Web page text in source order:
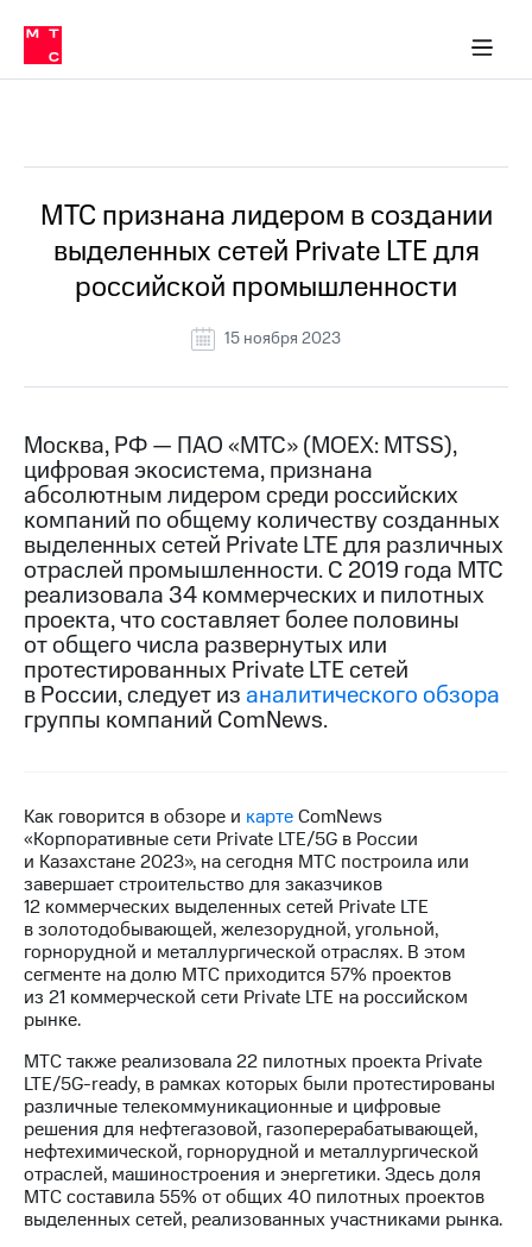
Медиа-центр
и акционерам
Устойчивое развитие
Комплаенс и деловая этика
компании
Карьера
История
компании
Руководство
информация
Контакты
Медиа-центр
Пресс-
релизы
МТС
о технологиях
Достижения
Интервью
Финансовая
Пригласить
спикера
и акционерам
Корпоративное
управление
Корпоративный
информации
Информация
акционерам
Документы
ПАО
"МТС"
Собрания
акционеров
в МТС
Пресс-
релизы
МТС
о технологиях
МТС признана лидером в создании
выделенных сетей Private LTE для
российской промышленности
15 ноября 2023
Москва, РФ — ПАО «МТС» (MOEX: MTSS),
цифровая экосистема, признана
абсолютным лидером среди российских
компаний по общему количеству созданных
выделенных сетей Private LTE для различных
отраслей промышленности. С 2019 года МТС
реализовала 34 коммерческих и пилотных
проекта, что составляет более половины
от общего числа развернутых или
протестированных Private LTE сетей
в России, следует из аналитического обзора
группы компаний ComNews.
Как говорится в обзоре и картеComNews
«Корпоративные сети Private LTE/5G в России
и Казахстане 2023», на сегодня МТС построила или
завершает строительство для заказчиков
12 коммерческих выделенных сетей Private LTE
в золотодобывающей, железорудной, угольной,
горнорудной и металлургической отраслях. В этом
сегменте на долю МТС приходится 57% проектов
из 21 коммерческой сети Private LTE на российском
рынке.
МТС также реализовала 22 пилотных проекта Private
LTE/5G-ready, в рамках которых были протестированы
различные телекоммуникационные и цифровые
решения для нефтегазовой, газоперерабатывающей,
нефтехимической, горнорудной и металлургической
отраслей, машиностроения и энергетики. Здесь доля
МТС составила 55% от общих 40 пилотных проектов
выделенных сетей, реализованных участниками рынка.